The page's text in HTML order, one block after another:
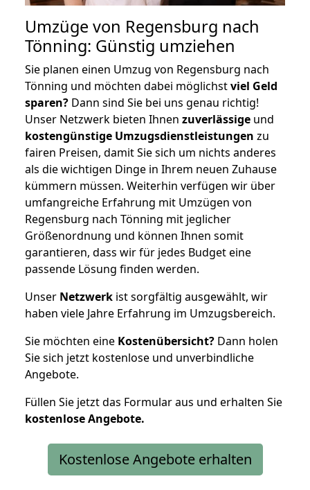
Umzüge von Regensburg nach
Tönning: Günstig umziehen
Sie planen einen Umzug von Regensburg nach
Tönning und möchten dabei möglichstviel Geld
sparen? Dann sind Sie bei uns genau richtig!
Unser Netzwerk bieten Ihnen zuverlässige und
kostengünstige Umzugsdienstleistungen zu
fairen Preisen, damit Sie sich um nichts anderes
als die wichtigen Dinge in Ihrem neuen Zuhause
kümmern müssen. Weiterhin verfügen wir über
umfangreiche Erfahrung mit Umzügen von
Regensburg nach Tönning mit jeglicher
Größenordnung und können Ihnen somit
garantieren, dass wir für jedes Budget eine
passende Lösung finden werden.
Unser Netzwerk ist sorgfältig ausgewählt, wir
haben viele Jahre Erfahrung im Umzugsbereich.
Sie möchten eine Kostenübersicht? Dann holen
Sie sich jetzt kostenlose und unverbindliche
Angebote.
Füllen Sie jetzt das Formular aus und erhalten Sie
kostenloseAngebote.
Kostenlose Angebote erhalten